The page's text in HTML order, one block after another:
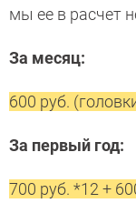
мы ее в расчет
За месяц:
600 руб.
За первый год:
700 руб. *12 +